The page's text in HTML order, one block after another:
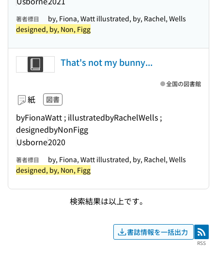
著者標目
by, Fiona, Watt illustrated, by, Rachel, Wells
designed, by, Non, Figg
That's not my bunny...
紙 図書
byFionaWatt ; illustratedbyRachelWells ;
designedbyNonFigg
Usborne2020
全国の図書館
著者標目
by, Fiona, Watt illustrated, by, Rachel, Wells
designed, by, Non, Figg
検索結果は以上です。
書誌情報を一括出力 RSS
RSS